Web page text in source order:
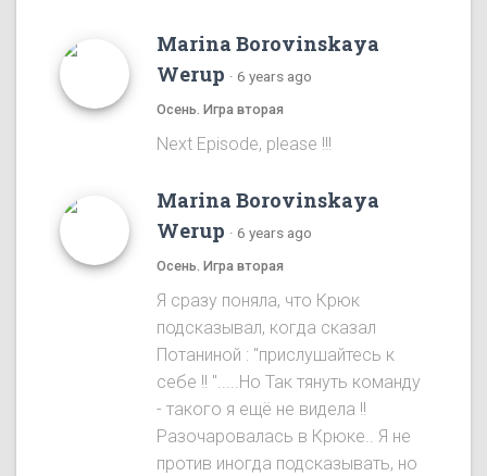
Marina Borovinskaya
Werup · 6 years ago
Осень. Игра вторая
Next Episode, please !!!
Marina Borovinskaya
Werup · 6 years ago
Осень. Игра вторая
Я сразу понялa, что Крюк
подсказывал, когда сказал
Потаниной : "прислушайтесь к
себе !! ".....Ho Так тянуть команду
- такого я ещё не видела !!
Разочаровалась в Крюке.. Я не
против иногда подсказывать, но